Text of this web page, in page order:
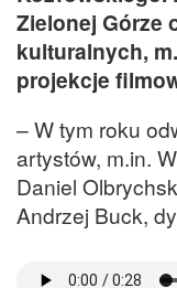
Zielonej Górze
kulturalnych,
projekcje
– W tym roku
artystów, m.in.
Daniel
Andrzej Buck,